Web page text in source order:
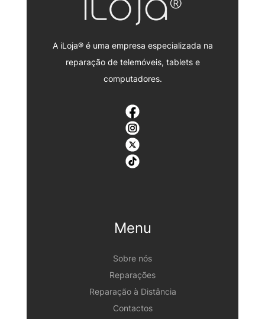
A iLoja® é uma empresa especializada na
reparação de telemóveis, tablets e
computadores.
Menu
Sobre nós
Reparações
Reparação à Distância
Contactos